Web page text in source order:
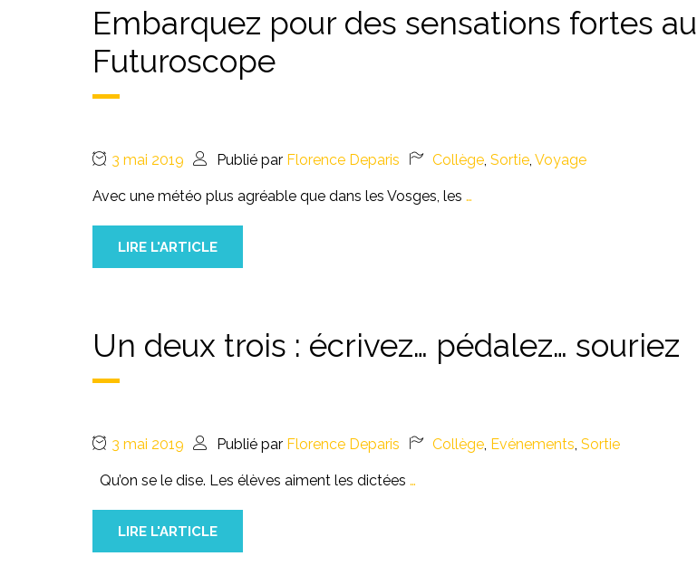
Embarquez pour des sensations fortes au
Futuroscope
3 mai 2019 Publié par Florence Deparis Collège, Sortie, Voyage
Avec une météo plus agréable que dans les Vosges, les …
LIRE L'ARTICLE
Un deux trois : écrivez… pédalez… souriez
3 mai 2019 Publié par Florence Deparis Collège, Evénements, Sortie
Qu’on se le dise. Les élèves aiment les dictées …
LIRE L'ARTICLE